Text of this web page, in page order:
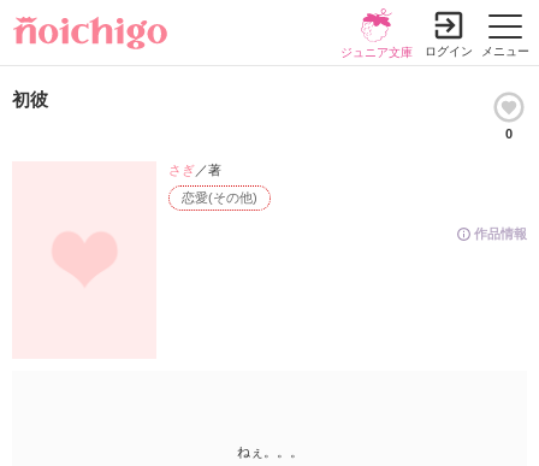
メニュー
ジュニア文庫 ログイン
初彼
0
作品情報
恋愛(その他)
さぎ／著
ねぇ。。。